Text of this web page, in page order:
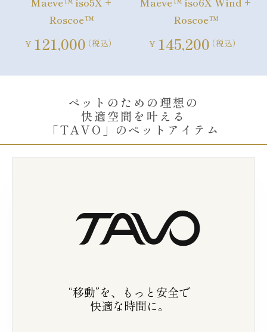
Roscoe™
¥ 121,000（税込）
Roscoe™
¥ 145,200（税込）
ペットのための理想の
快適空間を叶える
「TAVO」のペットアイテム
“移動”を、もっと安全で
快適な時間に。